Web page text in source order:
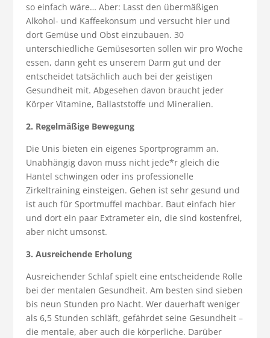
so einfach wäre… Aber: Lasst den übermäßigen
Alkohol- und Kaffeekonsum und versucht hier und
dort Gemüse und Obst einzubauen. 30
unterschiedliche Gemüsesorten sollen wir pro Woche
essen, dann geht es unserem Darm gut und der
entscheidet tatsächlich auch bei der geistigen
Gesundheit mit. Abgesehen davon braucht jeder
Körper Vitamine, Ballaststoffe und Mineralien.
2. Regelmäßige Bewegung
Die Unis bieten ein eigenes Sportprogramm an.
Unabhängig davon muss nicht jede*r gleich die
Hantel schwingen oder ins professionelle
Zirkeltraining einsteigen. Gehen ist sehr gesund und
ist auch für Sportmuffel machbar. Baut einfach hier
und dort ein paar Extrameter ein, die sind kostenfrei,
aber nicht umsonst.
3. Ausreichende Erholung
Ausreichender Schlaf spielt eine entscheidende Rolle
bei der mentalen Gesundheit. Am besten sind sieben
bis neun Stunden pro Nacht. Wer dauerhaft weniger
als 6,5 Stunden schläft, gefährdet seine Gesundheit –
die mentale, aber auch die körperliche. Darüber